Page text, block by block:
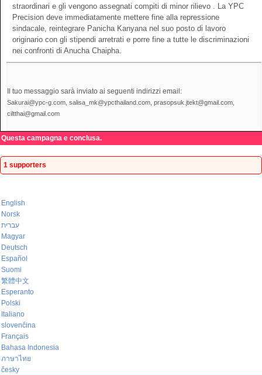
straordinari e gli vengono assegnati compiti di minor rilievo . La YPC
Precision deve immediatamente mettere fine alla repressione
sindacale, reintegrare Panicha Kanyana nel suo posto di lavoro
originario con gli stipendi arretrati e porre fine a tutte le discriminazioni
nei confronti di Anucha Chaipha.
Il tuo messaggio sarà inviato ai seguenti indirizzi email:
Sakurai@ypc-g.com, salisa_mk@ypcthailand.com, prasopsuk.jtekt@gmail.com,
ciltthai@gmail.com
Questa campagna e conclusa.
1 supporters
English
Norsk
עברית
Magyar
Deutsch
Español
Suomi
繁體中文
Esperanto
Polski
Italiano
slovenčina
Français
Bahasa Indonesia
ภาษาไทย
česky